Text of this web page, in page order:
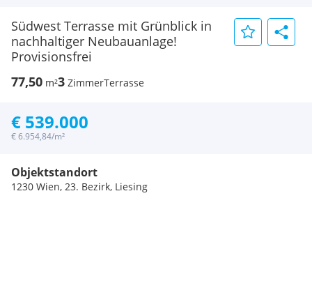
Südwest Terrasse mit Grünblick in
nachhaltiger Neubauanlage!
Provisionsfrei
77,50 m²3 ZimmerTerrasse
€ 539.000
€ 6.954,84/m²
Objektstandort
1230 Wien, 23. Bezirk, Liesing